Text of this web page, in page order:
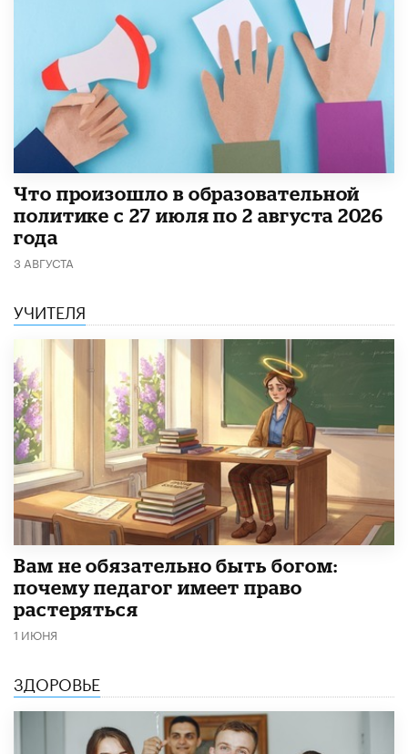
​Что произошло в образовательной
политике с 27 июля по 2 августа 2026
года
3 АВГУСТА
УЧИТЕЛЯ
​Вам не обязательно быть богом:
почему педагог имеет право
растеряться
1 ИЮНЯ
ЗДОРОВЬЕ